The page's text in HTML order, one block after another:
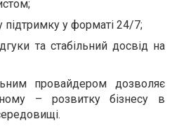
підтримку у форматі 24/7;
та стабільний досвід на
провайдером дозволяє
– розвитку бізнесу в